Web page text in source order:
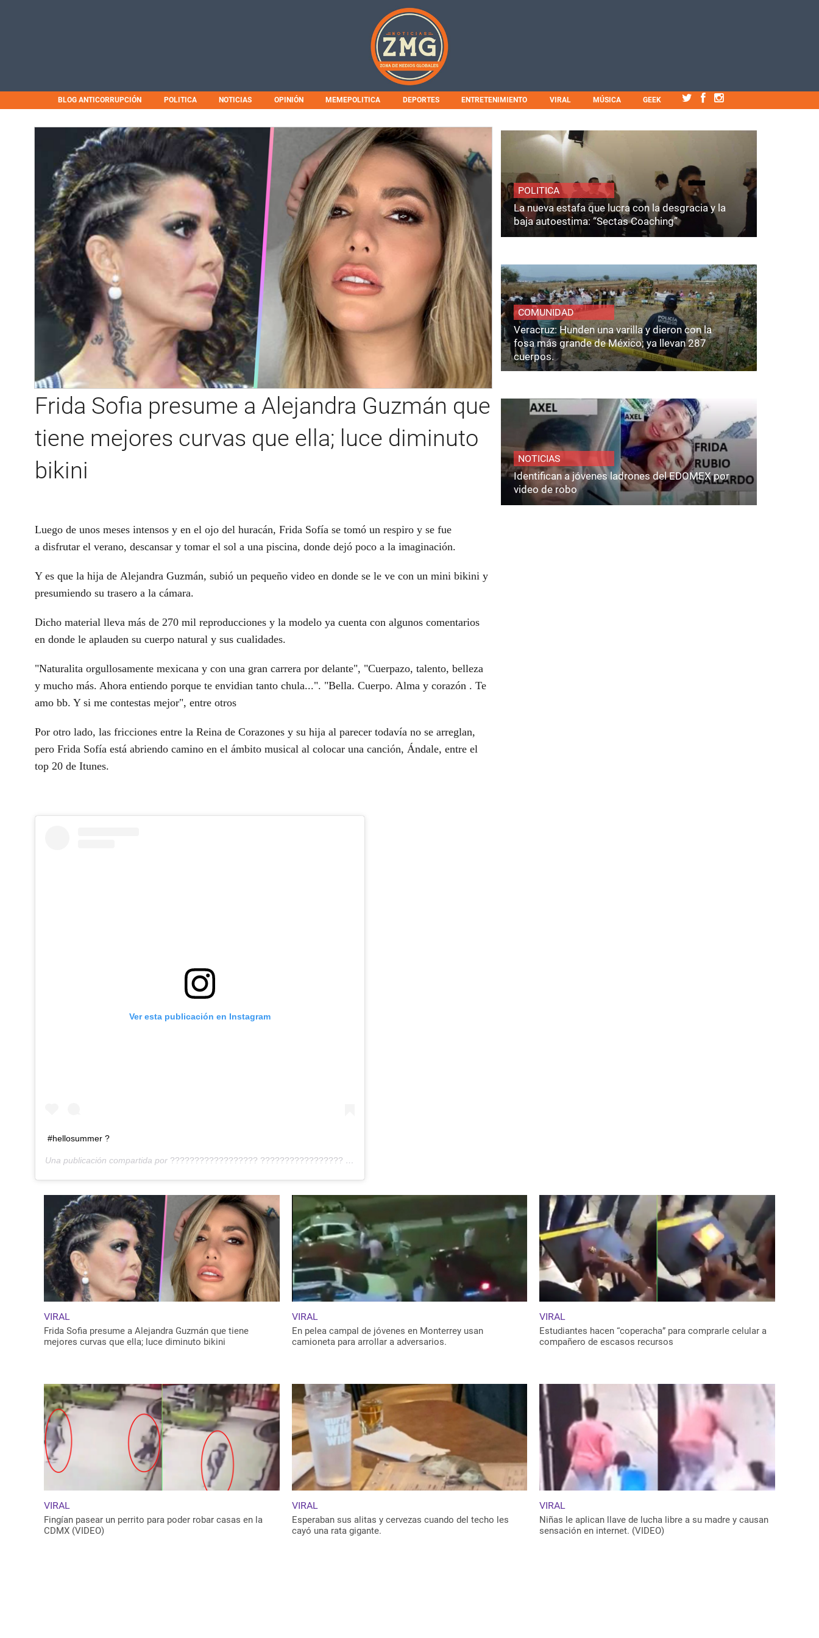
BLOG ANTICORRUPCIÓN POLITICA NOTICIAS OPINIÓN MEMEPOLITICA DEPORTES ENTRETENIMIENTO VIRAL MÚSICA GEEK
Frida Sofia presume a Alejandra Guzmán que
tiene mejores curvas que ella; luce diminuto
bikini
Luego de unos meses intensos y en el ojo del huracán,Frida Sofía se tomó un respiro y se fue
a disfrutar el verano, descansar y tomar el sol a una piscina, donde dejó poco a la imaginación.
Y es que la hija de Alejandra Guzmán, subió un pequeño video en donde se le ve con unmini bikini y
presumiendo su trasero a la cámara.
Dicho material lleva más de 270 mil reproducciones y la modelo ya cuenta con algunos comentarios
en donde le aplaudensu cuerpo natural y sus cualidades.
"Naturalita orgullosamente mexicana y con una gran carrera por delante", "Cuerpazo, talento, belleza
y mucho más. Ahora entiendo porque te envidian tanto chula...". "Bella. Cuerpo. Alma y corazón . Te
amo bb. Y si me contestas mejor", entre otros
Por otro lado, las fricciones entre laReina de Corazones y su hija al parecer todavía no se arreglan,
peroFrida Sofía está abriendo camino en el ámbito musical al colocar una canción, Ándale, entre el
top 20 de Itunes.
Ver esta publicación en Instagram
#hellosummer ?
Una publicación compartida por ?????????????????? ?????????????????
POLITICA
La nueva estafa que lucra con la desgracia y la
baja autoestima: “Sectas Coaching”
COMUNIDAD
Veracruz: Hunden una varilla y dieron con la
fosa más grande de México; ya llevan 287
cuerpos.
NOTICIAS
Identifican a jóvenes ladrones del EDOMEX por
video de robo
VIRAL
Frida Sofia presume a Alejandra Guzmán que tiene
mejores curvas que ella; luce diminuto bikini
VIRAL
En pelea campal de jóvenes en Monterrey usan
camioneta para arrollar a adversarios.
VIRAL
Estudiantes hacen “coperacha” para comprarle celular a
compañero de escasos recursos
VIRAL
Fingían pasear un perrito para poder robar casas en la
CDMX (VIDEO)
VIRAL
Esperaban sus alitas y cervezas cuando del techo les
cayó una rata gigante.
VIRAL
Niñas le aplican llave de lucha libre a su madre y causan
sensación en internet. (VIDEO)